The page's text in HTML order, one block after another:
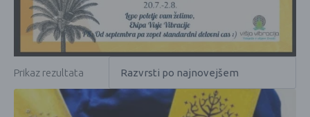
Prikaz rezultata